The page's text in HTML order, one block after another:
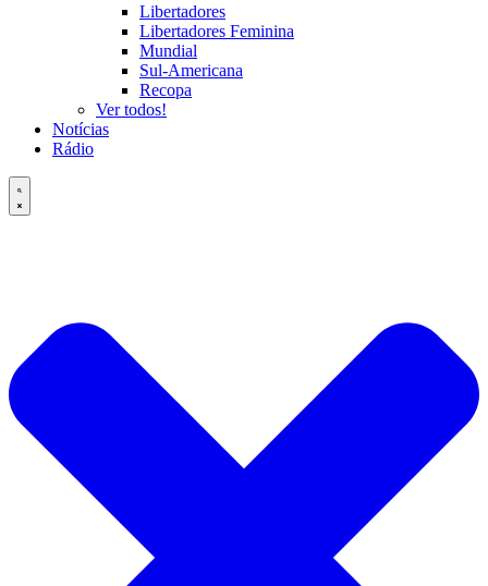
Libertadores
Libertadores Feminina
Mundial
Sul-Americana
Recopa
Ver todos!
Notícias
Rádio